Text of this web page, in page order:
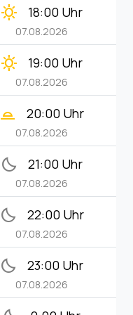
clear_day 18:00 Uhr
07.08.2026
clear_day 19:00 Uhr
07.08.2026
wb_twilight_2 20:00 Uhr
07.08.2026
bedtime 21:00 Uhr
07.08.2026
bedtime 22:00 Uhr
07.08.2026
bedtime 23:00 Uhr
07.08.2026